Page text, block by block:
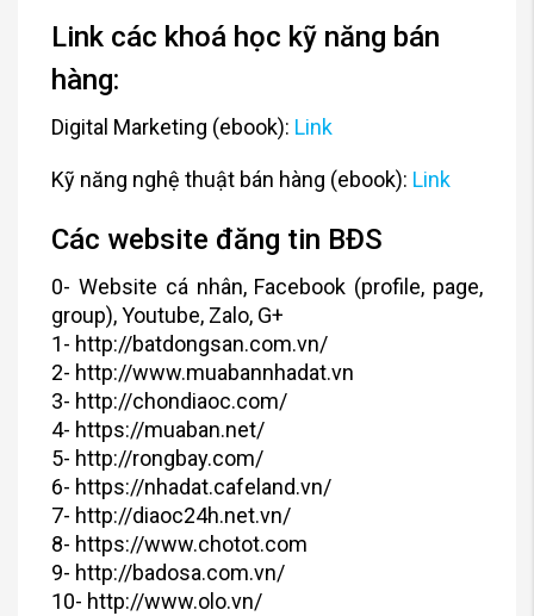
Link các khoá học kỹ năng bán
hàng:
Digital Marketing (ebook): Link
Kỹ năng nghệ thuật bán hàng (ebook): Link
Các website đăng tin BĐS
0- Website cá nhân, Facebook (profile, page,
group), Youtube, Zalo, G+
1- http://batdongsan.com.vn/
2- http://www.muabannhadat.vn
3- http://chondiaoc.com/
4- https://muaban.net/
5- http://rongbay.com/
6- https://nhadat.cafeland.vn/
7- http://diaoc24h.net.vn/
8- https://www.chotot.com
9- http://badosa.com.vn/
10- http://www.olo.vn/